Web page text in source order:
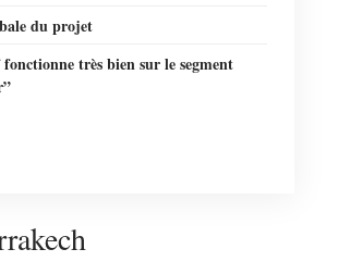
du projet
très bien sur le segment